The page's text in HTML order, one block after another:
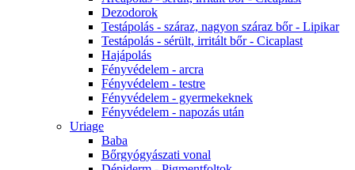
Dezodorok
Testápolás - száraz, nagyon száraz bőr - Lipikar
Testápolás - sérült, irritált bőr - Cicaplast
Hajápolás
Fényvédelem - arcra
Fényvédelem - testre
Fényvédelem - gyermekeknek
Fényvédelem - napozás után
Uriage
Baba
Bőrgyógyászati vonal